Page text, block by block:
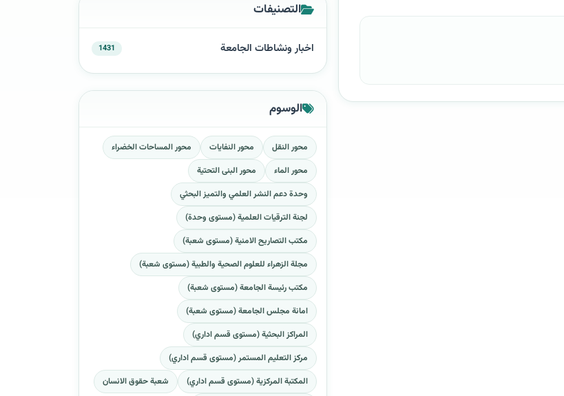
التصنيفات
اخبار ونشاطات الجامعة 1431
الوسوم
محور النقل محور النفايات
محور المساحات الخضراء
محور الماء
محور البنى التحتية
وحدة دعم النشر العلمي والتميز البحثي
لجنة الترقيات العلمية (مستوى وحدة)
مكتب التصاريح الامنية (مستوى شعبة)
مجلة الزهراء للعلوم الصحية والطبية (مستوى شعبة)
مكتب رئيسة الجامعة (مستوى شعبة)
امانة مجلس الجامعة (مستوى شعبة)
المراكز البحثية (مستوى قسم اداري)
مركز التعليم المستمر (مستوى قسم اداري)
المكتبة المركزية (مستوى قسم اداري)
شعبة حقوق الانسان